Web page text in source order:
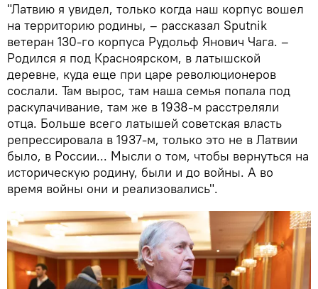
"Латвию я увидел, только когда наш корпус вошел
на территорию родины, – рассказал Sputnik
ветеран 130-го корпуса Рудольф Янович Чага. –
Родился я под Красноярском, в латышской
деревне, куда еще при царе революционеров
сослали. Там вырос, там наша семья попала под
раскулачивание, там же в 1938-м расстреляли
отца. Больше всего латышей советская власть
репрессировала в 1937-м, только это не в Латвии
было, в России... Мысли о том, чтобы вернуться на
историческую родину, были и до войны. А во
время войны они и реализовались".